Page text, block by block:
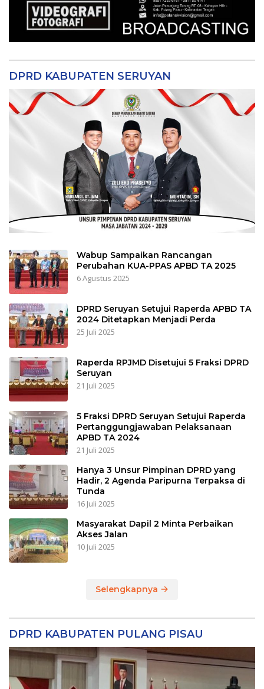
DPRD KABUPATEN SERUYAN
Wabup Sampaikan Rancangan
Perubahan KUA-PPAS APBD TA 2025
6 Agustus 2025
DPRD Seruyan Setujui Raperda APBD TA
2024 Ditetapkan Menjadi Perda
25 Juli 2025
Raperda RPJMD Disetujui 5 Fraksi DPRD
Seruyan
21 Juli 2025
5 Fraksi DPRD Seruyan Setujui Raperda
Pertanggungjawaban Pelaksanaan
APBD TA 2024
21 Juli 2025
Hanya 3 Unsur Pimpinan DPRD yang
Hadir, 2 Agenda Paripurna Terpaksa di
Tunda
16 Juli 2025
Masyarakat Dapil 2 Minta Perbaikan
Akses Jalan
10 Juli 2025
Selengkapnya
DPRD KABUPATEN PULANG PISAU